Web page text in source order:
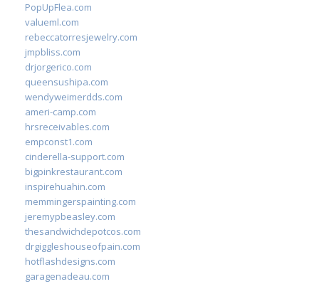
PopUpFlea.com
valueml.com
rebeccatorresjewelry.com
jmpbliss.com
drjorgerico.com
queensushipa.com
wendyweimerdds.com
ameri-camp.com
hrsreceivables.com
empconst1.com
cinderella-support.com
bigpinkrestaurant.com
inspirehuahin.com
memmingerspainting.com
jeremypbeasley.com
thesandwichdepotcos.com
drgiggleshouseofpain.com
hotflashdesigns.com
garagenadeau.com